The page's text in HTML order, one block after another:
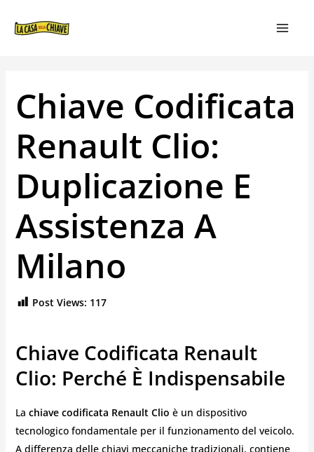
Chiave Codificata
Renault Clio:
Duplicazione E
Assistenza A
Milano
Post Views: 117
Chiave Codificata Renault
Clio: Perché È Indispensabile
La chiave codificata Renault Clio è un dispositivo
tecnologico fondamentale per il funzionamento del veicolo.
A differenza delle chiavi meccaniche tradizionali, contiene
ARTICOLI